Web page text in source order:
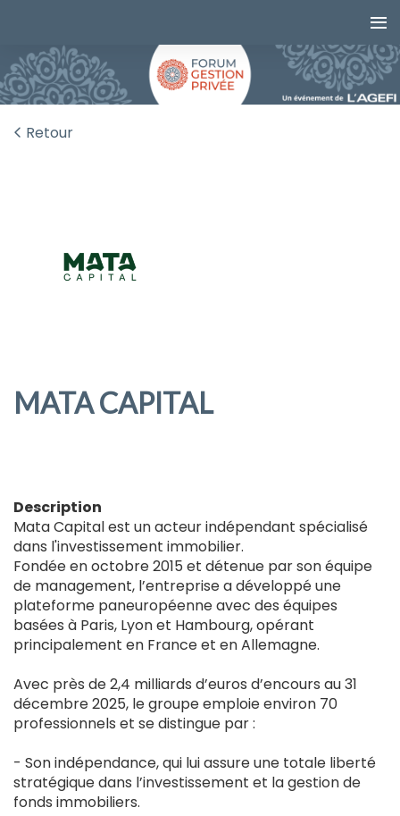
Retour
MATA CAPITAL
Description
Mata Capital est un acteur indépendant spécialisé
dans l'investissement immobilier.
Fondée en octobre 2015 et détenue par son équipe
de management, l’entreprise a développé une
plateforme paneuropéenne avec des équipes
basées à Paris, Lyon et Hambourg, opérant
principalement en France et en Allemagne.
Avec près de 2,4 milliards d’euros d’encours au 31
décembre 2025, le groupe emploie environ 70
professionnels et se distingue par :
- Son indépendance, qui lui assure une totale liberté
stratégique dans l’investissement et la gestion de
fonds immobiliers.